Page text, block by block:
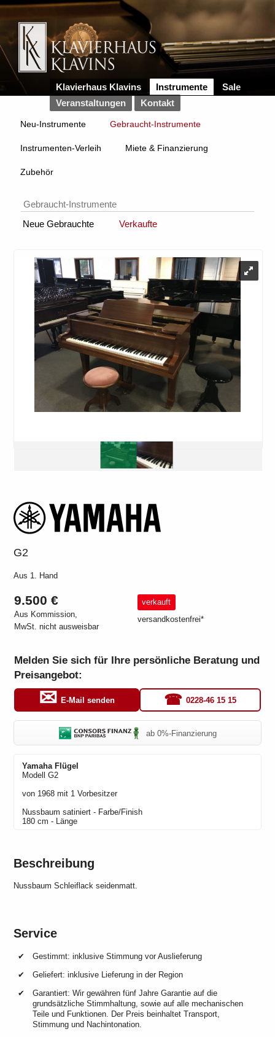
Klavierhaus Klavins Instrumente
Sale
Veranstaltungen
Kontakt
Neu-Instrumente Gebraucht-Instrumente
Instrumenten-Verleih Miete & Finanzierung
Zubehör
Gebraucht-Instrumente
Neue Gebrauchte
Verkaufte
G2
Aus 1. Hand
9.500 €
Aus Kommission,
MwSt. nicht ausweisbar
verkauft
versandkostenfrei*
Melden Sie sich für Ihre persönliche Beratung und
Preisangebot:
E-Mail senden 0228-46 15 15
ab 0%-Finanzierung
Yamaha Flügel
Modell
G2
von 1968 mit 1 Vorbesitzer
Nussbaum satiniert - Farbe/Finish
180 cm - Länge
Beschreibung
Nussbaum Schleiflack seidenmatt.
Service
Gestimmt: inklusive Stimmung vor Auslieferung
Geliefert: inklusive Lieferung in der Region
Garantiert: Wir gewähren fünf Jahre Garantie auf die
grundsätzliche Stimmhaltung, sowie auf alle mechanischen
Teile und Funktionen. Der Preis beinhaltet Transport,
Stimmung und Nachintonation.